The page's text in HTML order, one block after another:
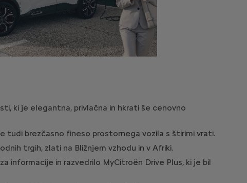
ki je elegantna, privlačna in hkrati še cenovno
tudi brezčasno fineso prostornega vozila s štirimi vrati.
trgih, zlati na Bližnjem vzhodu in v Afriki.
informacije in razvedrilo MyCitroën Drive Plus, ki je bil